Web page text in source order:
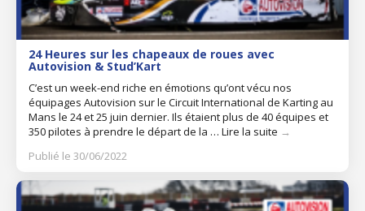
24 Heures sur les chapeaux de roues avec
Autovision & Stud’Kart
C’est un week-end riche en émotions qu’ont vécu nos
équipages Autovision sur le Circuit International de Karting au
Mans le 24 et 25 juin dernier. Ils étaient plus de 40 équipes et
350 pilotes à prendre le départ de la … Lire la suite →
Publié le 30/06/2022